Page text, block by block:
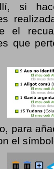
si
el
que
para
el